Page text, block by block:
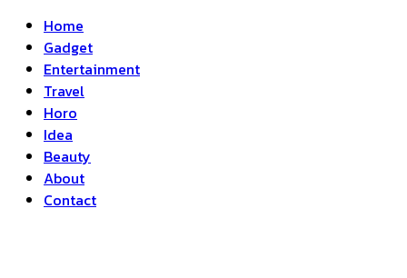
Home
Gadget
Entertainment
Travel
Horo
Idea
Beauty
About
Contact